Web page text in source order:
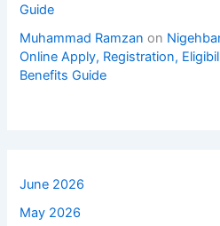
Guide
Muhammad Ramzan on
Online Apply, Registration,
Benefits Guide
June 2026
May 2026